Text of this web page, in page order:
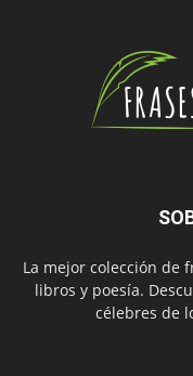
La mejor colección de
libros y poesía.
célebres de